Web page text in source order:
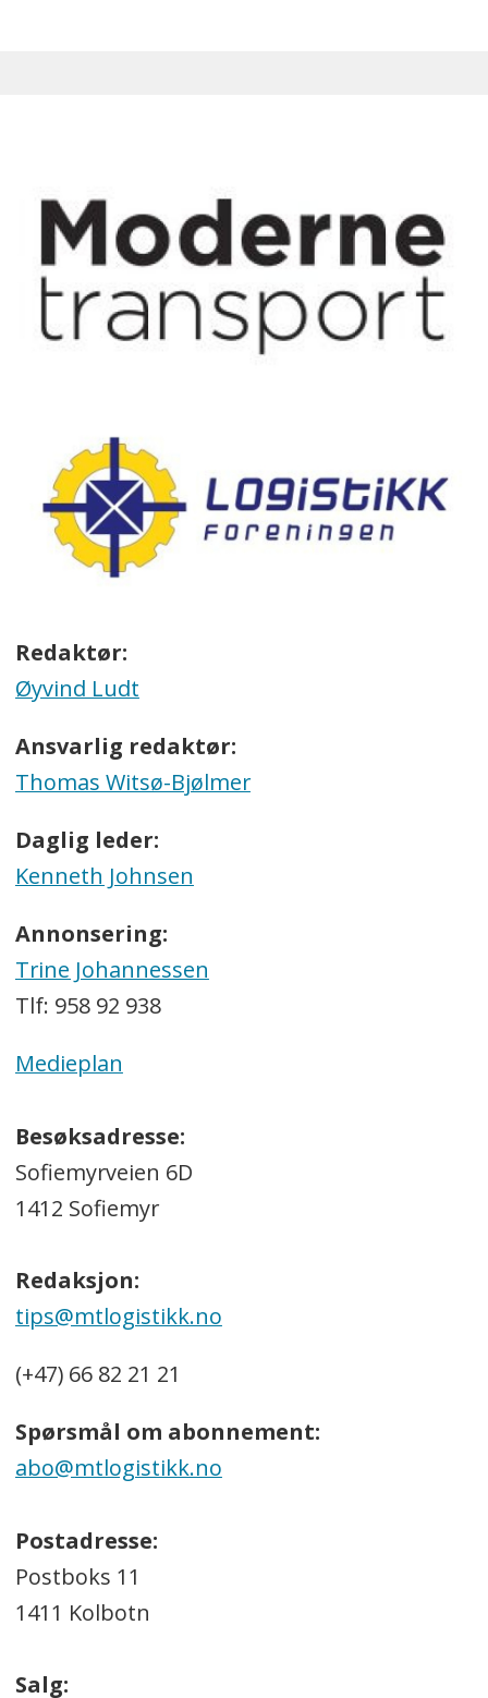
Redaktør:
Øyvind Ludt
Ansvarlig redaktør:
Thomas Witsø-Bjølmer
Daglig leder:
Kenneth Johnsen
Annonsering:
Trine Johannessen
Tlf: 958 92 938
Medieplan
Besøksadresse:
Sofiemyrveien 6D
1412 Sofiemyr
Redaksjon:
tips@mtlogistikk.no
(+47) 66 82 21 21
Spørsmål om abonnement:
abo@mtlogistikk.no
Postadresse:
Postboks 11
1411 Kolbotn
Salg: